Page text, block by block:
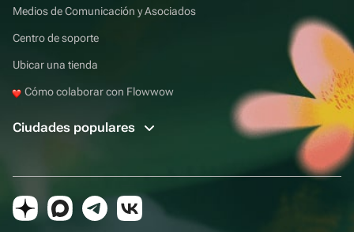
Medios de Comunicación y Asociados
Centro de soporte
Ubicar una tienda
Cómo colaborar con Flowwow
Ciudades populares